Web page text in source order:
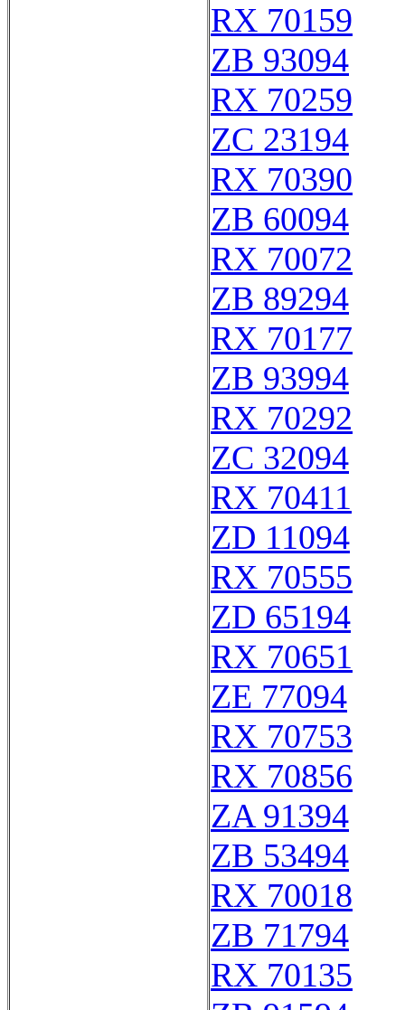
RX 70159
ZB 93094
RX 70259
ZC 23194
RX 70390
ZB 60094
RX 70072
ZB 89294
RX 70177
ZB 93994
RX 70292
ZC 32094
RX 70411
ZD 11094
RX 70555
ZD 65194
RX 70651
ZE 77094
RX 70753
RX 70856
ZA 91394
ZB 53494
RX 70018
ZB 71794
RX 70135